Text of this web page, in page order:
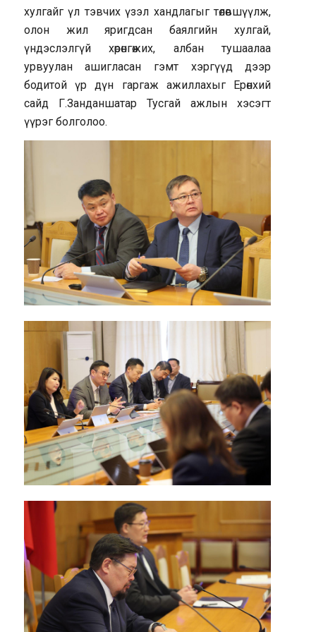
хулгайг үл тэвчих үзэл хандлагыг төлөвшүүлж,
олон жил яригдсан баялгийн хулгай,
үндэслэлгүй хөрөнгөжих, албан тушаалаа
урвуулан ашигласан гэмт хэргүүд дээр
бодитой үр дүн гаргаж ажиллахыг Ерөнхий
сайд Г.Занданшатар Тусгай ажлын хэсэгт
үүрэг болголоо.